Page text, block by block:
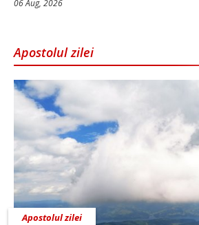
06 Aug, 2026
Apostolul zilei
Apostolul zilei